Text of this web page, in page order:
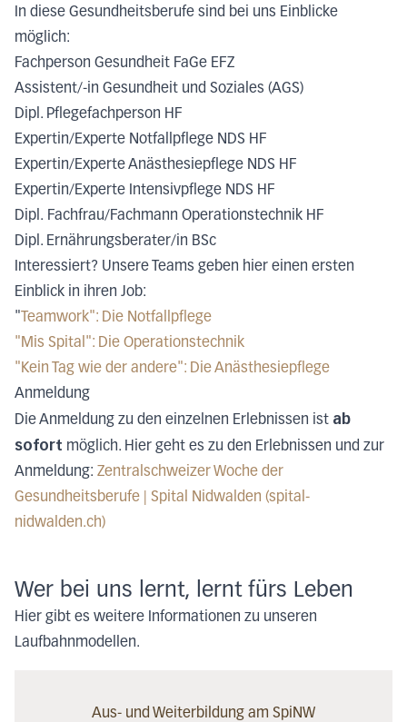
In diese Gesundheitsberufe sind bei uns Einblicke
möglich:
Fachperson Gesundheit FaGe EFZ
Assistent/-in Gesundheit und Soziales (AGS)
Dipl. Pflegefachperson HF
Expertin/Experte Notfallpflege NDS HF
Expertin/Experte Anästhesiepflege NDS HF
Expertin/Experte Intensivpflege NDS HF
Dipl. Fachfrau/Fachmann Operationstechnik HF
Dipl. Ernährungsberater/in BSc
Interessiert? Unsere Teams geben hier einen ersten
Einblick in ihren Job:
" Teamwork": Die Notfallpflege
"Mis Spital": Die Operationstechnik
"Kein Tag wie der andere": Die Anästhesiepflege
Anmeldung
Die Anmeldung zu den einzelnen Erlebnissen ist ab
sofort möglich. Hier geht es zu den Erlebnissen und zur
Anmeldung: Zentralschweizer Woche der
Gesundheitsberufe | Spital Nidwalden (spital-
nidwalden.ch)
Wer bei uns lernt, lernt fürs Leben
Hier gibt es weitere Informationen zu unseren
Laufbahnmodellen.
Aus- und Weiterbildung am SpiNW